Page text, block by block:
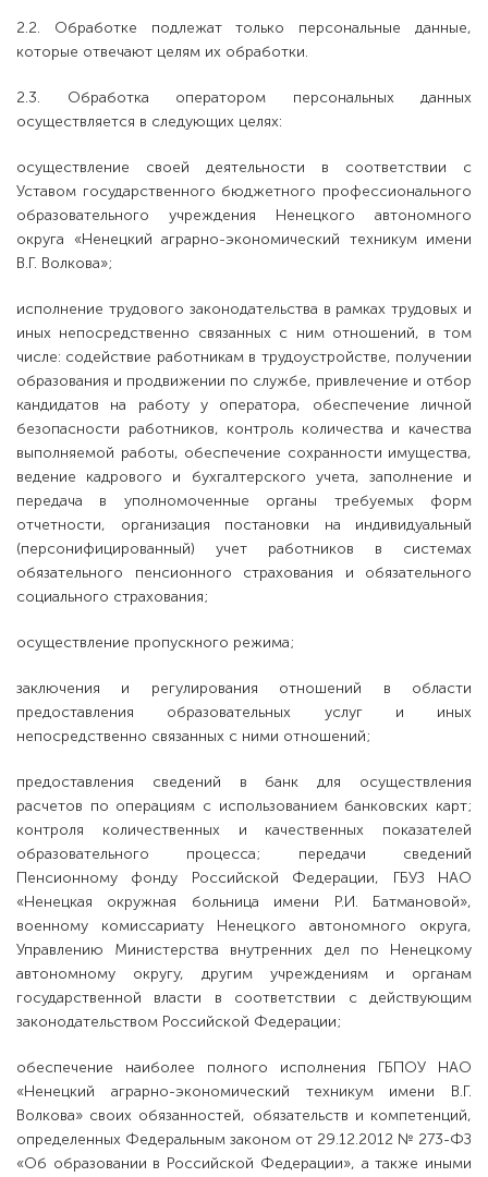
2.2. Обработке подлежат только персональные данные,
которые отвечают целям их обработки.
2.3. Обработка оператором персональных данных
осуществляется в следующих целях:
осуществление своей деятельности в соответствии с
Уставом государственного бюджетного профессионального
образовательного учреждения Ненецкого автономного
округа «Ненецкий аграрно-экономический техникум имени
В.Г. Волкова»;
исполнение трудового законодательства в рамках трудовых и
иных непосредственно связанных с ним отношений, в том
числе: содействие работникам в трудоустройстве, получении
образования и продвижении по службе, привлечение и отбор
кандидатов на работу у оператора, обеспечение личной
безопасности работников, контроль количества и качества
выполняемой работы, обеспечение сохранности имущества,
ведение кадрового и бухгалтерского учета, заполнение и
передача в уполномоченные органы требуемых форм
отчетности, организация постановки на индивидуальный
(персонифицированный) учет работников в системах
обязательного пенсионного страхования и обязательного
социального страхования;
осуществление пропускного режима;
заключения и регулирования отношений в области
предоставления образовательных услуг и иных
непосредственно связанных с ними отношений;
предоставления сведений в банк для осуществления
расчетов по операциям с использованием банковских карт;
контроля количественных и качественных показателей
образовательного процесса; передачи сведений
Пенсионному фонду Российской Федерации, ГБУЗ НАО
«Ненецкая окружная больница имени Р.И. Батмановой»,
военному комиссариату Ненецкого автономного округа,
Управлению Министерства внутренних дел по Ненецкому
автономному округу, другим учреждениям и органам
государственной власти в соответствии с действующим
законодательством Российской Федерации;
обеспечение наиболее полного исполнения ГБПОУ НАО
«Ненецкий аграрно-экономический техникум имени В.Г.
Волкова» своих обязанностей, обязательств и компетенций,
определенных Федеральным законом от 29.12.2012 № 273-ФЗ
«Об образовании в Российской Федерации», а также иными